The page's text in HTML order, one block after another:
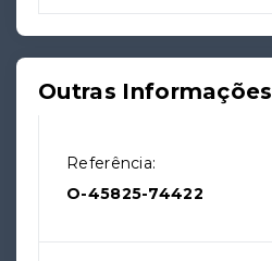
Outras Informações
Referência:
O-45825-74422